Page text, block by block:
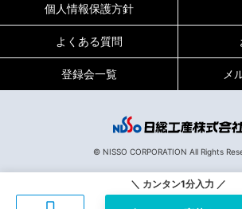
0120-717-
平日9:00～19:00（土日祝は18:00
132916
＼ カンタン1分入力 ／
個人情報保護方針
よくある質問
登録会一覧 メ
© NISSO CORPORATION All Rights